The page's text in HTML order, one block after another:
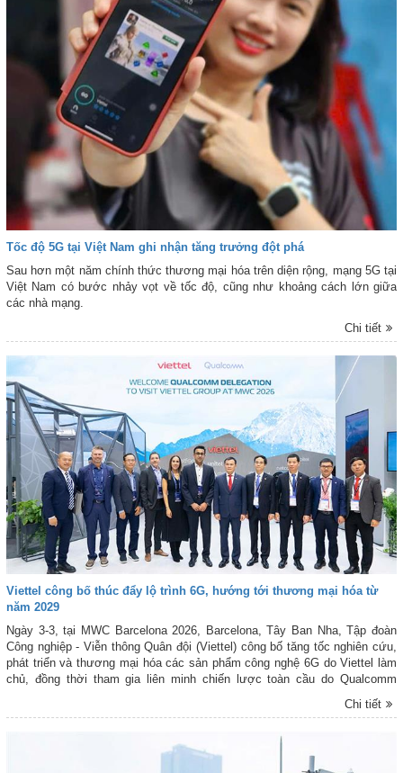
Tốc độ 5G tại Việt Nam ghi nhận tăng trưởng đột phá
Sau hơn một năm chính thức thương mại hóa trên diện rộng, mạng 5G tại
Việt Nam có bước nhảy vọt về tốc độ, cũng như khoảng cách lớn giữa
các nhà mạng.
Chi tiết
Viettel công bố thúc đẩy lộ trình 6G, hướng tới thương mại hóa từ
năm 2029
Ngày 3-3, tại MWC Barcelona 2026, Barcelona, Tây Ban Nha, Tập đoàn
Công nghiệp - Viễn thông Quân đội (Viettel) công bố tăng tốc nghiên cứu,
phát triển và thương mại hóa các sản phẩm công nghệ 6G do Viettel làm
chủ, đồng thời tham gia liên minh chiến lược toàn cầu do Qualcomm
Technologies khởi xướng nhằm đẩy nhanh quá trình phát triển và triển
Chi tiết